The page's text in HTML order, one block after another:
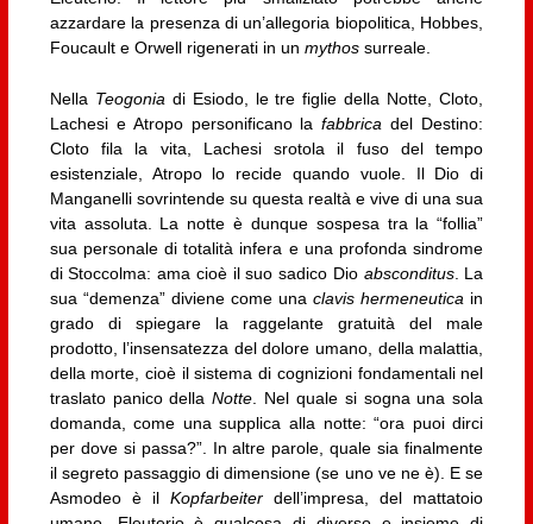
azzardare la presenza di un’allegoria biopolitica, Hobbes,
Foucault e Orwell rigenerati in un mythossurreale.
Nella Teogoniadi Esiodo, le tre figlie della Notte, Cloto,
Lachesi e Atropo personificano lafabbrica del Destino:
Cloto fila la vita, Lachesi srotola il fuso del tempo
esistenziale, Atropo lo recide quando vuole. Il Dio di
Manganelli sovrintende su questa realtà e vive di una sua
vita assoluta. La notte è dunque sospesa tra la “follia”
sua personale di totalità infera e una profonda sindrome
di Stoccolma: ama cioè il suo sadico Dio absconditus. La
sua “demenza” diviene come unaclavis hermeneutica in
grado di spiegare la raggelante gratuità del male
prodotto, l’insensatezza del dolore umano, della malattia,
della morte, cioè il sistema di cognizioni fondamentali nel
traslato panico dellaNotte. Nel quale si sogna una sola
domanda, come una supplica alla notte: “ora puoi dirci
per dove si passa?”. In altre parole, quale sia finalmente
il segreto passaggio di dimensione (se uno ve ne è). E se
Asmodeo è il Kopfarbeiter dell’impresa, del mattatoio